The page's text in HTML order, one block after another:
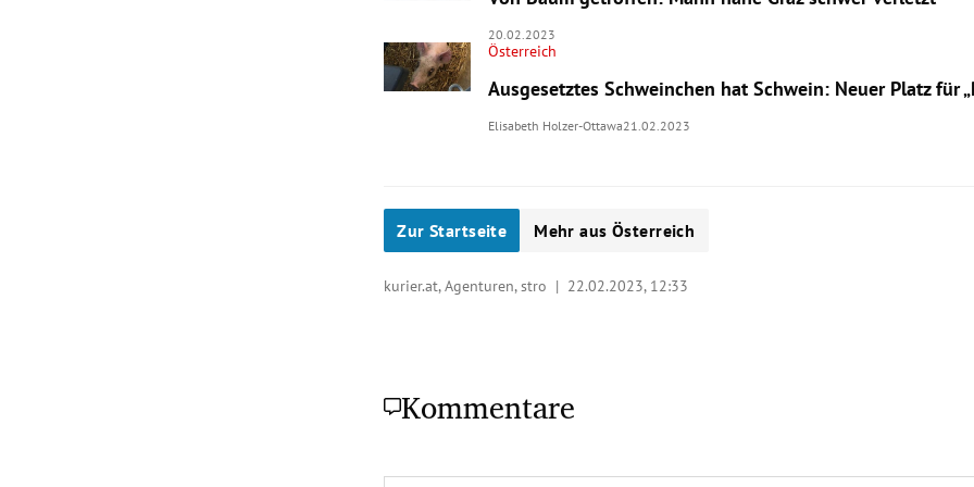
20.02.2023
Österreich
Ausgesetztes Schweinchen hat Schwein: Neuer Platz für
Elisabeth Holzer-Ottawa21.02.2023
Zur Startseite Mehr aus Österreich
kurier.at, Agenturen, stro | 22.02.2023, 12:33
Kommentare